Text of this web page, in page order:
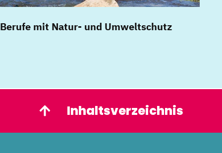
Berufe mit Natur- und Umweltschutz
Inhaltsverzeichnis